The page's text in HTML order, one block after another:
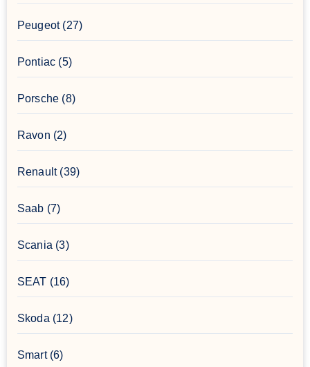
Peugeot(27)
Pontiac (5)
Porsche (8)
Ravon (2)
Renault(39)
Saab (7)
Scania (3)
SEAT (16)
Skoda (12)
Smart(6)